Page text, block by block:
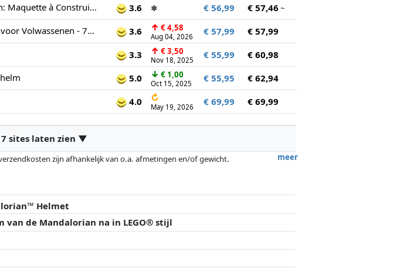
LEGO Star Wars Le Casque du Mandalorien: Maquette à Construire pour Adultes - Maquette et Modélisme - Objet Décoratif à Collectionner pour Les Fans de Star Wars Hommes et Femmes 75328
3.6 ✱ € 56,99 € 57,46 ~
LEGO Star Wars The Mandalorian helmset voor Volwassenen - 75328 3.6 ↑ € 4,58
Aug 04, 2026 € 57,99
€ 57,99
3.3 ↑ € 3,50
Nov 18, 2025 € 55,99
€ 60,98
5.0 ↓ € 1,00
Oct 15, 2025 € 55,95
€ 62,94
4.0 ↻
May 19, 2026 € 69,99 € 69,99
sites laten zien ▼
meer
zijn afhankelijk van o.a. afmetingen en/of gewicht.
de volgorde beïnvloeden.
Helmet
van de Mandalorian na in LEGO® stijl